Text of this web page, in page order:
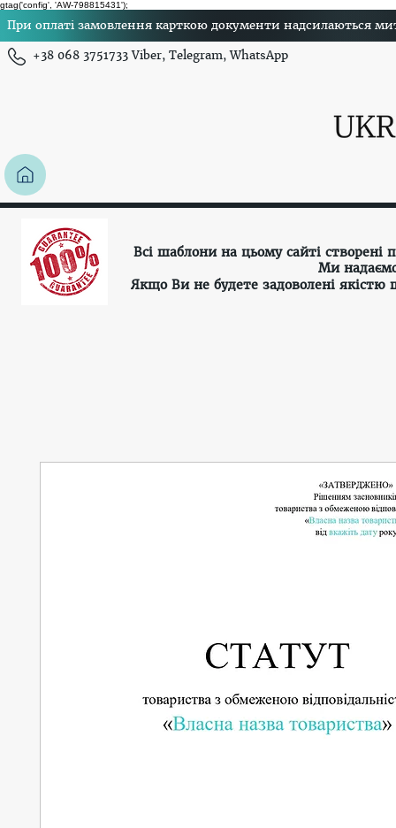
gtag('config', 'AW-798815431');
При оплаті замовлення карткою документи надсилаються
+38 068 3751733 Viber, Telegram, WhatsApp
Всі шаблони на цьому сайті
Ми
Якщо Ви не будете задоволені